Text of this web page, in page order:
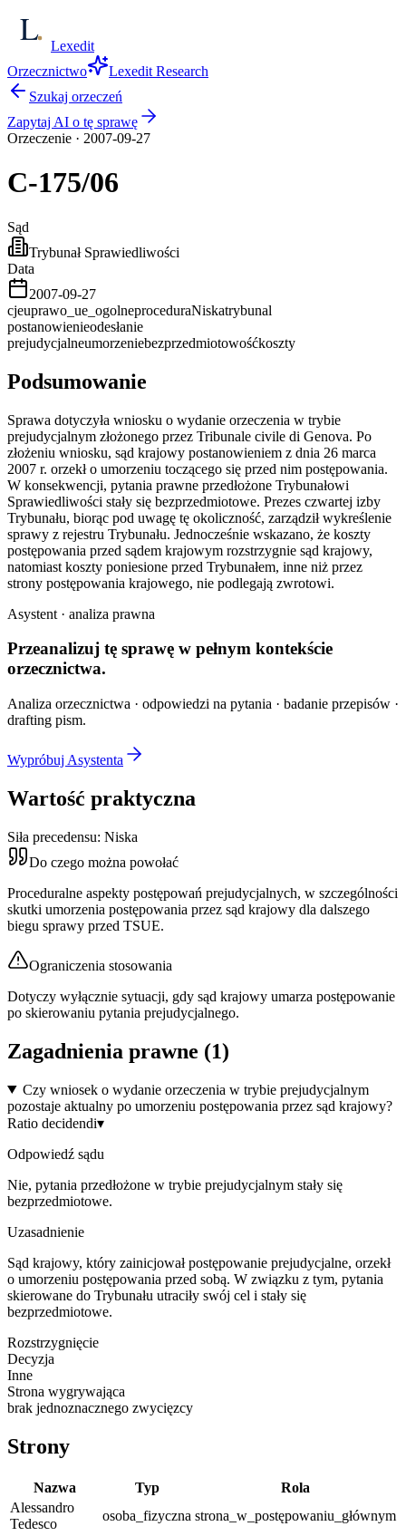
Lexedit
Orzecznictwo
Lexedit Research
Szukaj orzeczeń
Zapytaj AI o tę sprawę
Orzeczenie · 2007-09-27
C-175/06
Sąd
Trybunał Sprawiedliwości
Data
2007-09-27
cjeuprawo_ue_ogolneproceduraNiskatrybunal
postanowienieodesłanie
prejudycjalneumorzeniebezprzedmiotowośćkoszty
Podsumowanie
Sprawa dotyczyła wniosku o wydanie orzeczenia w trybie
prejudycjalnym złożonego przez Tribunale civile di Genova. Po
złożeniu wniosku, sąd krajowy postanowieniem z dnia 26 marca
2007 r. orzekł o umorzeniu toczącego się przed nim postępowania.
W konsekwencji, pytania prawne przedłożone Trybunałowi
Sprawiedliwości stały się bezprzedmiotowe. Prezes czwartej izby
Trybunału, biorąc pod uwagę tę okoliczność, zarządził wykreślenie
sprawy z rejestru Trybunału. Jednocześnie wskazano, że koszty
postępowania przed sądem krajowym rozstrzygnie sąd krajowy,
natomiast koszty poniesione przed Trybunałem, inne niż przez
strony postępowania krajowego, nie podlegają zwrotowi.
Asystent · analiza prawna
Przeanalizuj tę sprawę w pełnym kontekście
orzecznictwa.
Analiza orzecznictwa · odpowiedzi na pytania · badanie przepisów ·
drafting pism.
Wypróbuj Asystenta
Wartość praktyczna
Siła precedensu: Niska
Do czego można powołać
Proceduralne aspekty postępowań prejudycjalnych, w szczególności
skutki umorzenia postępowania przez sąd krajowy dla dalszego
biegu sprawy przed TSUE.
Ograniczenia stosowania
Dotyczy wyłącznie sytuacji, gdy sąd krajowy umarza postępowanie
po skierowaniu pytania prejudycjalnego.
Zagadnienia prawne (1)
Czy wniosek o wydanie orzeczenia w trybie prejudycjalnym
pozostaje aktualny po umorzeniu postępowania przez sąd krajowy?
Ratio decidendi▾
Odpowiedź sądu
Nie, pytania przedłożone w trybie prejudycjalnym stały się
bezprzedmiotowe.
Uzasadnienie
Sąd krajowy, który zainicjował postępowanie prejudycjalne, orzekł
o umorzeniu postępowania przed sobą. W związku z tym, pytania
skierowane do Trybunału utraciły swój cel i stały się
bezprzedmiotowe.
Rozstrzygnięcie
Decyzja
Inne
Strona wygrywająca
brak jednoznacznego zwycięzcy
Strony
Nazwa Typ
Rola
Alessandro
Tedesco
osoba_fizyczna strona_w_postępowaniu_głównym